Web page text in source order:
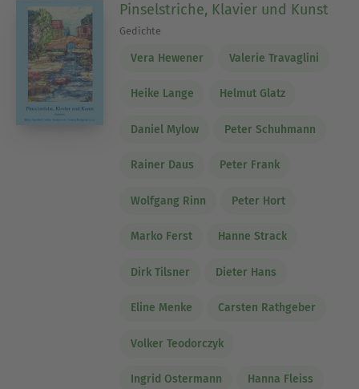
Pinselstriche, Klavier und Kunst
Gedichte
Vera Hewener Valerie Travaglini
Heike Lange Helmut Glatz
Daniel Mylow Peter Schuhmann
Rainer Daus Peter Frank
Wolfgang Rinn Peter Hort
Marko Ferst Hanne Strack
Dirk Tilsner Dieter Hans
Eline Menke Carsten Rathgeber
Volker Teodorczyk
Ingrid Ostermann Hanna Fleiss